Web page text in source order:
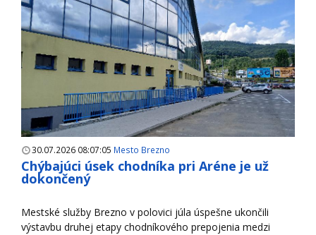
30.07.2026 08:07:05 Mesto Brezno
Chýbajúci úsek chodníka pri Aréne je už
dokončený
Mestské služby Brezno v polovici júla úspešne ukončili
výstavbu druhej etapy chodníkového prepojenia medzi